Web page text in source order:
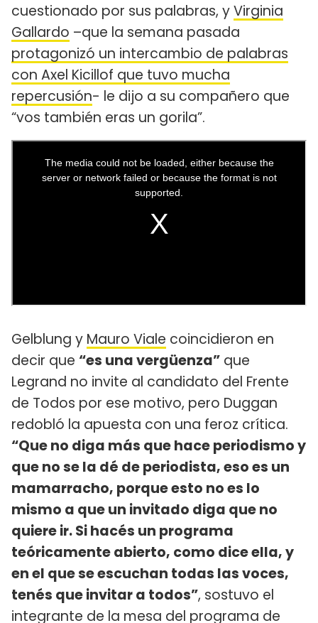
cuestionado por sus palabras, yVirginia
Gallardo –que la semana pasada
protagonizó un intercambio de palabras
con Axel Kicillof que tuvo mucha
repercusión- le dijo a su compañero que
“vos también eras un gorila”.
Gelblung y Mauro Viale coincidieron en
decir que “es una vergüenza” que
Legrand no invite al candidato del Frente
de Todos por ese motivo, pero Duggan
redobló la apuesta con una feroz crítica.
“Que no diga más que hace periodismo y
que no se la dé de periodista, eso es un
mamarracho, porque esto no es lo
mismo a que un invitado diga que no
quiere ir. Si hacés un programa
teóricamente abierto, como dice ella, y
en el que se escuchan todas las voces,
tenés que invitar a todos”, sostuvo el
integrante de la mesa del programa de